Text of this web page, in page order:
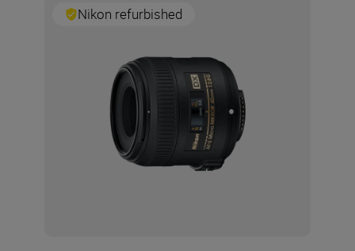
Nikon refurbished